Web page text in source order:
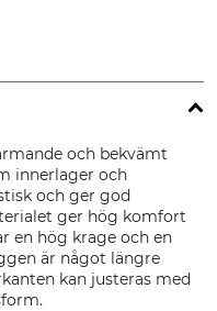
och bekvämt
innerlager och
och ger god
ger hög komfort
en hög krage och en
är något längre
kan justeras med